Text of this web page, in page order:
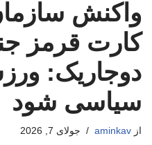
واکنش
کارت قرمز
دوجاریک:
سیاسی شود
از aminkav جولای 7, 2026